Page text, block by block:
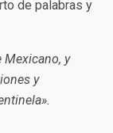
de palabras y
Mexicano, y
y